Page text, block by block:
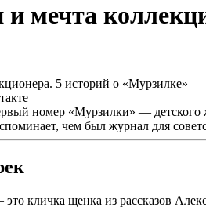
мечта
номер «Мурзилки» — детского
чем был журнал для
кличка щенка из рассказов